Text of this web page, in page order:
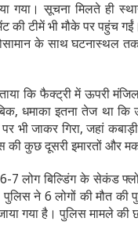
गया। सूचना मिलते ही
की टीमें भी मौके पर पहुंच
के साथ घटनास्थल
कि फैक्ट्री में ऊपरी
धमाका इतना तेज था कि
भी जाकर गिरा, जहां
कुछ दूसरी इमारतों और
7 लोग बिल्डिंग के सेकंड
ने 6 लोगों की मौत की
गया है। पुलिस मामले की